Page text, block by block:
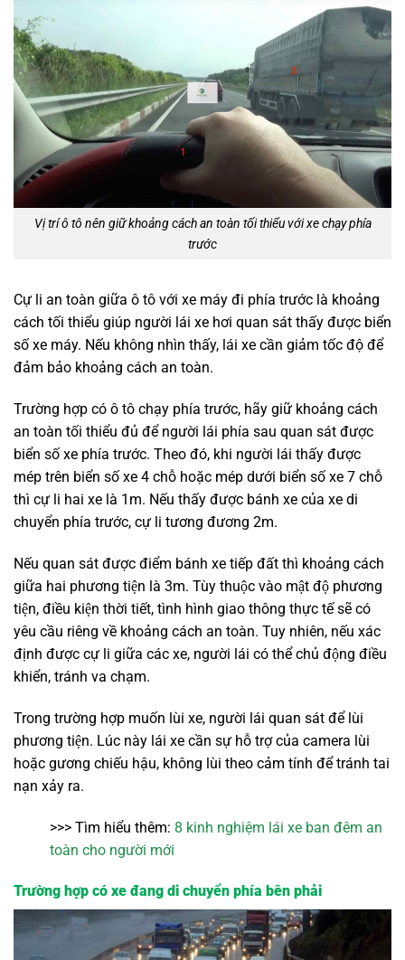
Vị trí ô tô nên giữ khoảng cách an toàn tối thiểu với xe chạy phía
trước
Cự li an toàn giữa ô tô với xe máy đi phía trước là khoảng
cách tối thiểu giúp người lái xe hơi quan sát thấy được biển
số xe máy. Nếu không nhìn thấy, lái xe cần giảm tốc độ để
đảm bảo khoảng cách an toàn.
Trường hợp có ô tô chạy phía trước, hãy giữ khoảng cách
an toàn tối thiểu đủ để người lái phía sau quan sát được
biển số xe phía trước. Theo đó, khi người lái thấy được
mép trên biển số xe 4 chỗ hoặc mép dưới biển số xe 7 chỗ
thì cự li hai xe là 1m. Nếu thấy được bánh xe của xe di
chuyển phía trước, cự li tương đương 2m.
Nếu quan sát được điểm bánh xe tiếp đất thì khoảng cách
giữa hai phương tiện là 3m. Tùy thuộc vào mật độ phương
tiện, điều kiện thời tiết, tình hình giao thông thực tế sẽ có
yêu cầu riêng về khoảng cách an toàn. Tuy nhiên, nếu xác
định được cự li giữa các xe, người lái có thể chủ động điều
khiển, tránh va chạm.
Trong trường hợp muốn lùi xe, người lái quan sát để lùi
phương tiện. Lúc này lái xe cần sự hỗ trợ của camera lùi
hoặc gương chiếu hậu, không lùi theo cảm tính để tránh tai
nạn xảy ra.
>>> Tìm hiểu thêm: 8 kinh nghiệm lái xe ban đêm an
toàn cho người mới
Trường hợp có xe đang di chuyển phía bên phải